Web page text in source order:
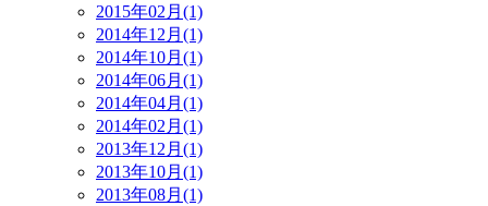
2015年02月(1)
2014年12月(1)
2014年10月(1)
2014年06月(1)
2014年04月(1)
2014年02月(1)
2013年12月(1)
2013年10月(1)
2013年08月(1)